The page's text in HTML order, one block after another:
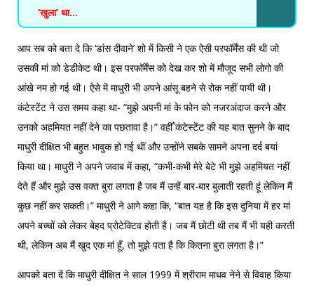
‘खुला’ था…
आप सब को बता दे कि ‘डांस दीवाने’ शो में किसी ने एक ऐसी परफॉर्मेंस की थी जो
उसकी मां को डेडीकेट थी। इस परफॉर्मेंस को देख कर शो में मौजूद सभी लोगो की
आंखे नम हो गई थी। ऐसे में माधुरी भी अपने आंसू बहने से रोक नहीं पायी थी।
कंटेस्टेंट ने उस समय कहा था- “मुझे अपनी मां के फोन को नजरअंदाज करने और
उनको अहमियत नहीं देने का पछतावा है।” वहीँ कंटेस्टेंट की यह बात सुनने के बाद
माधुरी दीक्षित भी बहुत भावुक हो गई थीं और उन्होंने सबके सामने अपना दर्द बयां
किया था। माधुरी ने अपने जवाब में कहा, “कभी-कभी मेरे बेटे भी मुझे अहमियत नहीं
देते हैं और मुझे उस वक्त बुरा लगता है जब मैं उन्हें बार-बार बुलाती रहती हूं लेकिन मैं
कुछ नहीं कर सकती।” माधुरी ने आगे कहा कि, “बात यह है कि इस दुनिया में हर मां
अपने बच्चों को लेकर बेहद प्रोटेक्टिव होती है। जब मैं छोटी थी तब मैं भी यही करती
थी, लेकिन अब मैं खुद एक मां हूँ, तो मुझे पता है कि कितना बुरा लगता है।”
आपको बता दें कि माधुरी दीक्षित ने साल 1999 में श्रीराम माधव नेने से विवाह किया